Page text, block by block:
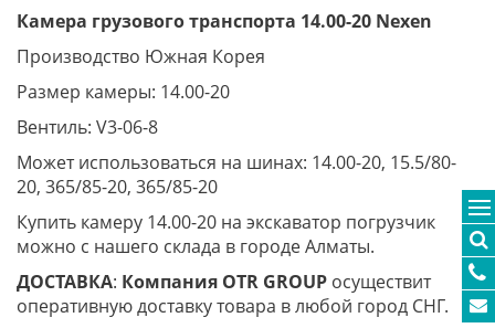
Камера грузового транспорта 14.00-20 Nexen
Производство Южная Корея
Размер камеры: 14.00-20
Вентиль: V3-06-8
Может использоваться на шинах: 14.00-20, 15.5/80-
20, 365/85-20, 365/85-20
Купить камеру 14.00-20 на экскаватор погрузчик
можно с нашего склада в городе Алматы.
ДОСТАВКА: Компания OTR GROUP осуществит
оперативную доставку товара в любой город СНГ.